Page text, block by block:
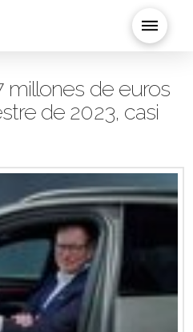
millones de euros
de 2023, casi